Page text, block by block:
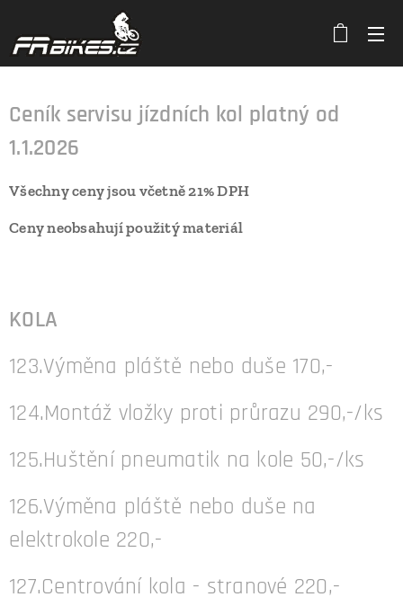
Ceník servisu jízdních kol platný od
1.1.2026
Všechny ceny jsou včetně 21% DPH
Ceny neobsahují použitý materiál
KOLA
123.Výměna pláště nebo duše 170,-
124.Montáž vložky proti průrazu 290,-/ks
125.Huštění pneumatik na kole 50,-/ks
126.Výměna pláště nebo duše na
elektrokole 220,-
127.Centrování kola - stranové 220,-